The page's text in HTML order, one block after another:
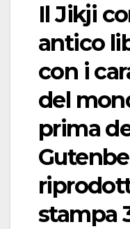
Il Jikji
antico
con i
del
prima
stampa